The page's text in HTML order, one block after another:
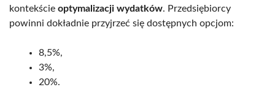
kontekście optymalizacji wydatków. Przedsiębiorcy
powinni dokładnie przyjrzeć się dostępnych opcjom:
8,5%,
3%,
20%.